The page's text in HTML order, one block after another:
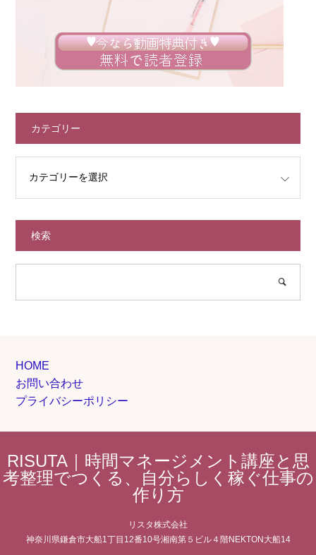
カテゴリー
検索
HOME
お問い合わせ
プライバシーポリシー
RISUTA｜時間マネージメント講座と思
考整理でつくる、自分らしく稼ぐ仕事の
作り方
リスタ株式会社
神奈川県鎌倉市大船1丁目12番10号湘南第５ビル４階NEKTON大船14